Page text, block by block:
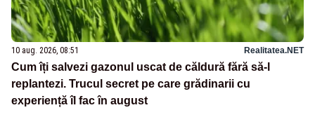
10 aug. 2026, 08:51 Realitatea.NET
Cum îți salvezi gazonul uscat de căldură fără să-l
replantezi. Trucul secret pe care grădinarii cu
experiență îl fac în august